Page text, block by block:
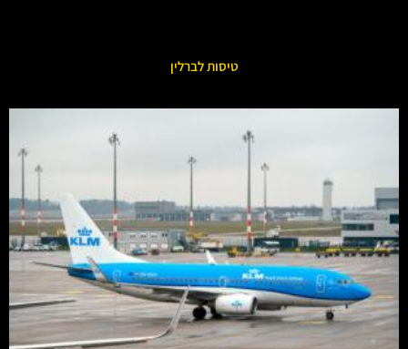
טיסות לברלין